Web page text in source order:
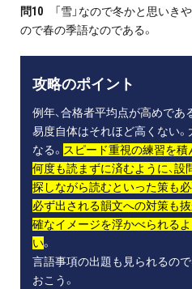
問10 「雪」なので冬かと思いきや
ので春の季語なのである。
攻略のポイント
例年、合格者平均点が高めであ
易度自体はそれほど高くない
なる。 スピード重視の練習を積
何度も読まずに済むように、
探しながら読むといった策も
必ず出される韻文への対策も抜
確なイメージを浮かべられる
い。
言語事項の出題も見られるの
おこう。